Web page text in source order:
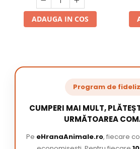
ADAUGA IN COS
Program de
CUMPERI MAI MULT,
URMĂTOAREA
Pe eHranaAnimale.ro, fiecare